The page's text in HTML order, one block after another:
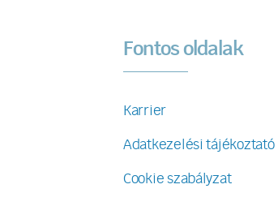
Fontos oldalak
Karrier
Adatkezelési tájékoztató
Cookie szabályzat